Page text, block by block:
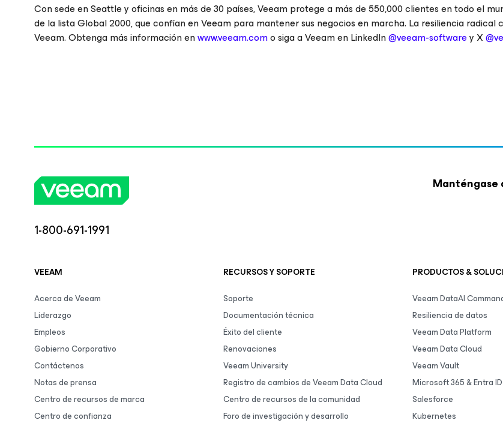
Con sede en Seattle y oficinas en más de 30 países, Veeam protege a más de 550,000 clientes en todo el
de la lista Global 2000, que confían en Veeam para mantener sus negocios en marcha. La resiliencia radical
Veeam. Obtenga más información enwww.veeam.como siga a Veeam en LinkedIn@veeam-softwarey X
1-800-691-1991
Manténgase
VEEAM
Acerca de Veeam
Liderazgo
Empleos
Gobierno Corporativo
Contáctenos
Notas de prensa
Centro de recursos de marca
Centro de confianza
RECURSOS Y SOPORTE
Soporte
Documentación técnica
Éxito del cliente
Renovaciones
Veeam University
Registro de cambios de Veeam Data Cloud
Centro de recursos de la comunidad
Foro de investigación y desarrollo
PRODUCTOS &
Veeam DataAI
Resiliencia de datos
Veeam Data Platform
Veeam Data Cloud
Veeam Vault
Microsoft 365 & Entra ID
Salesforce
Kubernetes